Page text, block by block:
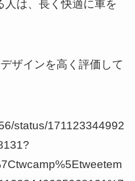
人は、長く快適に車を
ザインを高く評価して
status/171123344992